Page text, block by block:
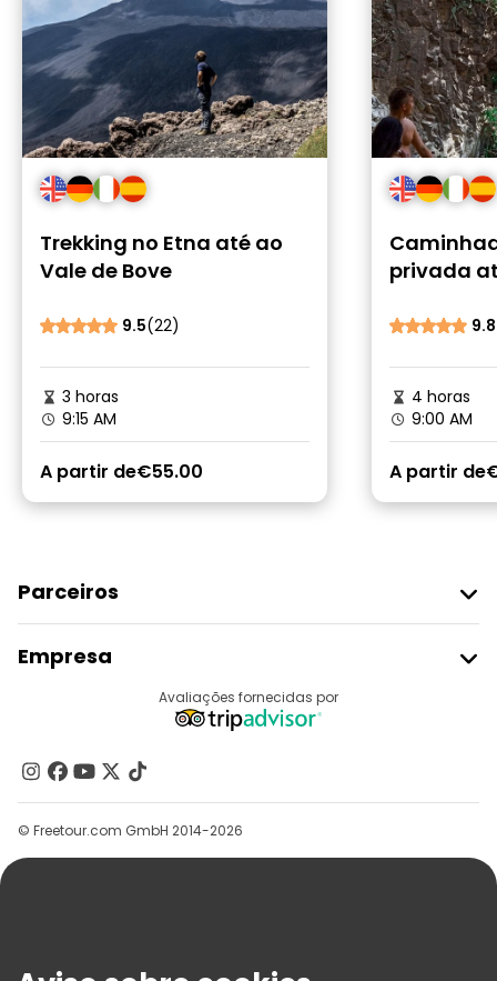
Trekking no Etna até ao
Vale de Bove
9.5(22)
3 horas
9:15 AM
A partir de€55.00
privada
9.8
4 horas
9:00 AM
A partir de
Parceiros
Registo Do Fornecedor
Programa De Afiliados
Empresa
Contacte-Nos
Grupos
Ajuda
Avaliações fornecidas por
© Freetour.com GmbH 2014-2026